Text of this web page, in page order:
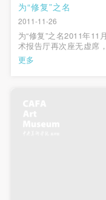
为“修复”之名
2011-11-26
为“修复”之名2011年
术报告厅再次座无虚席
了满足对修复这项崇高
文艺复兴的忠爱，更有
更多